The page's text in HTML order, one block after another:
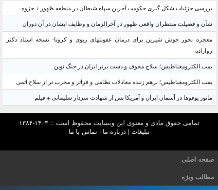
بررسی جزئیات شکل گیری حکومت آخرین سپاه شیطان در منطقه ظهور + جزوه
شأن و فضیلت منتظران واقعی ظهور در آخرالزمان و وظایف ایشان در آن دوران
معجزه بخور جوش شیرین برای درمان عفونتهای ریوی و کرونا- نسخه استاد دکتر
روازاده
بمب الکترومغناطیس؛ سلاح مخوف و دست برتر ایران در جنگ نوین
بمب الکترومغناطیس؛ برهم زننده معادلات نظامی و فراتر و مخرب تر از سلاح اتمی
مانور یوفوها در آسمان ایران و آمریکا پس از شهادت سردار سلیمانی + فیلم
تمامی حقوق مادی و معنوی این وبسایت محفوظ است :: ۱۴۰۳-۱۳۸۴
تبلیغات | درباره ما |تماس با ما
صفحه اصلی
مطالب ویژه